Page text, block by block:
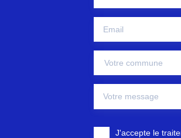
Email
Votre commune
Votre message
J'accepte le